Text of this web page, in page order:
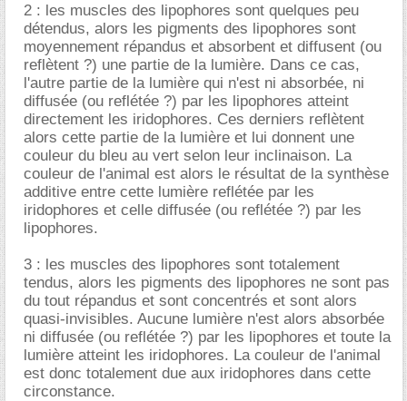
2 : les muscles des lipophores sont quelques peu
détendus, alors les pigments des lipophores sont
moyennement répandus et absorbent et diffusent (ou
reflètent ?) une partie de la lumière. Dans ce cas,
l'autre partie de la lumière qui n'est ni absorbée, ni
diffusée (ou reflétée ?) par les lipophores atteint
directement les iridophores. Ces derniers reflètent
alors cette partie de la lumière et lui donnent une
couleur du bleu au vert selon leur inclinaison. La
couleur de l'animal est alors le résultat de la synthèse
additive entre cette lumière reflétée par les
iridophores et celle diffusée (ou reflétée ?) par les
lipophores.
3 : les muscles des lipophores sont totalement
tendus, alors les pigments des lipophores ne sont pas
du tout répandus et sont concentrés et sont alors
quasi-invisibles. Aucune lumière n'est alors absorbée
ni diffusée (ou reflétée ?) par les lipophores et toute la
lumière atteint les iridophores. La couleur de l'animal
est donc totalement due aux iridophores dans cette
circonstance.